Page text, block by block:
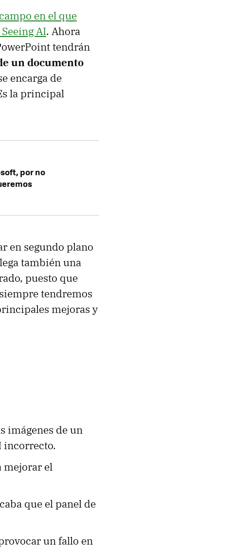
en el que
AI. Ahora
tendrán
un documento
encarga de
la principal
por no
en segundo plano
también una
puesto que
tendremos
mejoras y
imágenes de un
incorrecto.
mejorar el
que el panel de
un fallo en